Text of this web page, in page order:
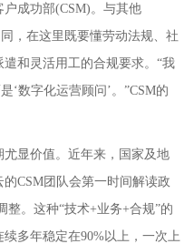
功部(CSM)。与其他
，在这里既要懂劳动法规、社
和灵活用工的合规要求。“我
‘数字化运营顾问’。”CSM的
显价值。近年来，国家及地
CSM团队会第一时间解读政
。这种“技术+业务+合规”的
多年稳定在90%以上，一次上